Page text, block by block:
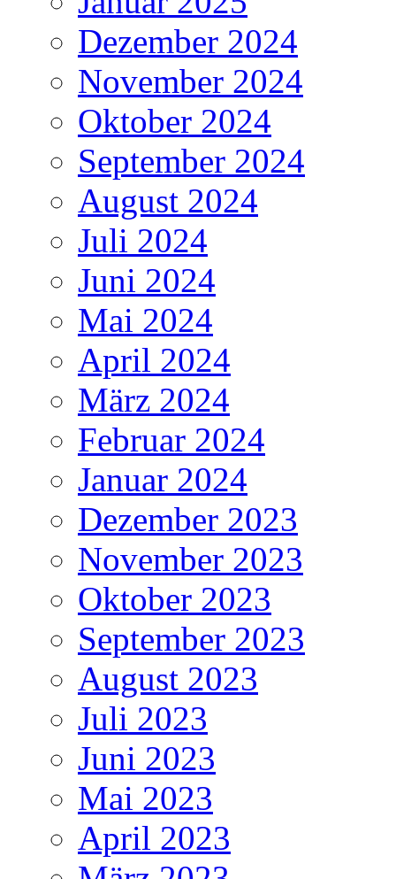
Dezember 2024
November 2024
Oktober 2024
September 2024
August 2024
Juli 2024
Juni 2024
Mai 2024
April 2024
März 2024
Februar 2024
Januar 2024
Dezember 2023
November 2023
Oktober 2023
September 2023
August 2023
Juli 2023
Juni 2023
Mai 2023
April 2023